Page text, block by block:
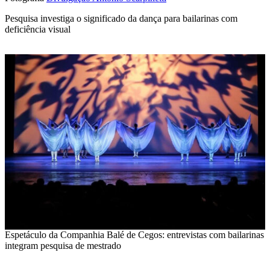
Pesquisa investiga o significado da dança para bailarinas com
deficiência visual
Espetáculo da Companhia Balé de Cegos: entrevistas com bailarinas
integram pesquisa de mestrado